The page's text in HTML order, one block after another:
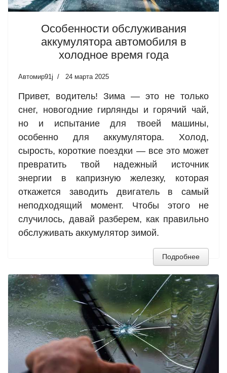
Особенности обслуживания
аккумулятора автомобиля в
холодное время года
Автомир91j 24 марта 2025
Привет, водитель! Зима — это не только
снег, новогодние гирлянды и горячий чай,
но и испытание для твоей машины,
особенно для аккумулятора. Холод,
сырость, короткие поездки — все это может
превратить твой надежный источник
энергии в капризную железку, которая
откажется заводить двигатель в самый
неподходящий момент. Чтобы этого не
случилось, давай разберем, как правильно
обслуживать аккумулятор зимой.
Подробнее